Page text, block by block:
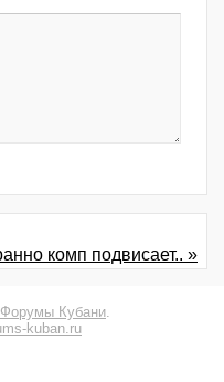
комп подвисает.. »
Форумы Кубани.
kuban.ru